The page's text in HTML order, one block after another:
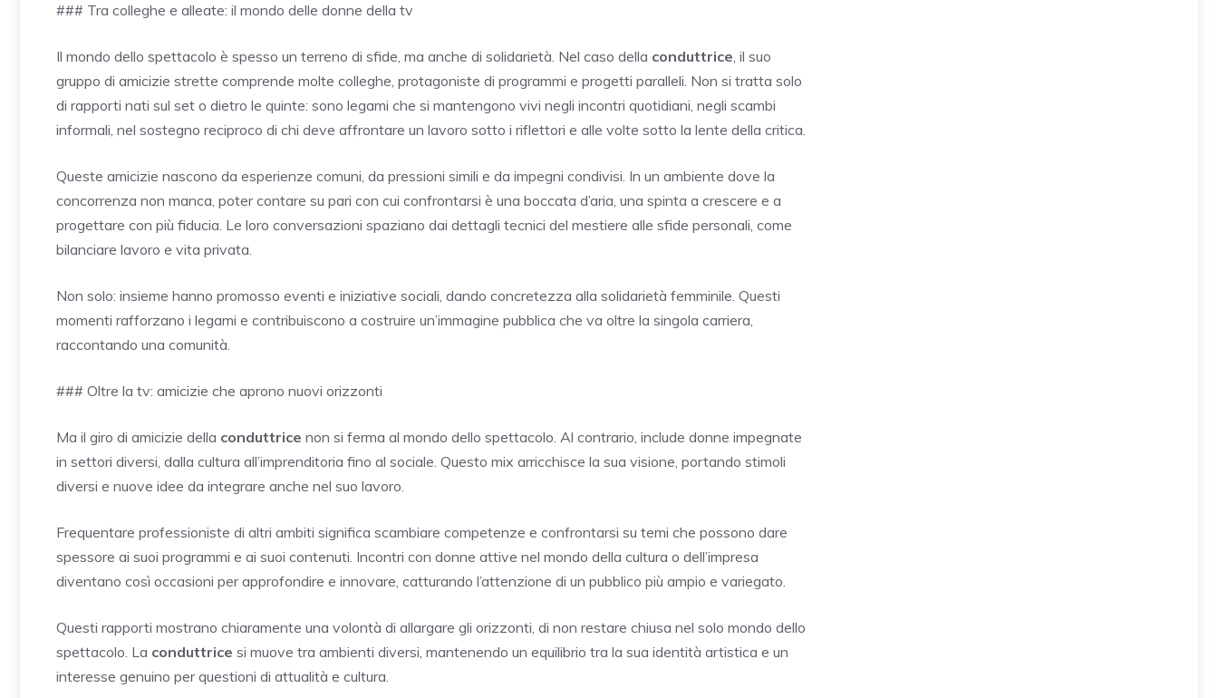
### Tra colleghe e alleate: il mondo delle donne della tv
Il mondo dello spettacolo è spesso un terreno di sfide, ma anche di solidarietà. Nel caso della conduttrice, il suo
gruppo di amicizie strette comprende molte colleghe, protagoniste di programmi e progetti paralleli. Non si tratta solo
di rapporti nati sul set o dietro le quinte: sono legami che si mantengono vivi negli incontri quotidiani, negli scambi
informali, nel sostegno reciproco di chi deve affrontare un lavoro sotto i riflettori e alle volte sotto la lente della critica.
Queste amicizie nascono da esperienze comuni, da pressioni simili e da impegni condivisi. In un ambiente dove la
concorrenza non manca, poter contare su pari con cui confrontarsi è una boccata d’aria, una spinta a crescere e a
progettare con più fiducia. Le loro conversazioni spaziano dai dettagli tecnici del mestiere alle sfide personali, come
bilanciare lavoro e vita privata.
Non solo: insieme hanno promosso eventi e iniziative sociali, dando concretezza alla solidarietà femminile. Questi
momenti rafforzano i legami e contribuiscono a costruire un’immagine pubblica che va oltre la singola carriera,
raccontando una comunità.
### Oltre la tv: amicizie che aprono nuovi orizzonti
Ma il giro di amicizie della conduttrice non si ferma al mondo dello spettacolo. Al contrario, include donne impegnate
in settori diversi, dalla cultura all’imprenditoria fino al sociale. Questo mix arricchisce la sua visione, portando stimoli
diversi e nuove idee da integrare anche nel suo lavoro.
Frequentare professioniste di altri ambiti significa scambiare competenze e confrontarsi su temi che possono dare
spessore ai suoi programmi e ai suoi contenuti. Incontri con donne attive nel mondo della cultura o dell’impresa
diventano così occasioni per approfondire e innovare, catturando l’attenzione di un pubblico più ampio e variegato.
Questi rapporti mostrano chiaramente una volontà di allargare gli orizzonti, di non restare chiusa nel solo mondo dello
spettacolo. La conduttrice si muove tra ambienti diversi, mantenendo un equilibrio tra la sua identità artistica e un
interesse genuino per questioni di attualità e cultura.